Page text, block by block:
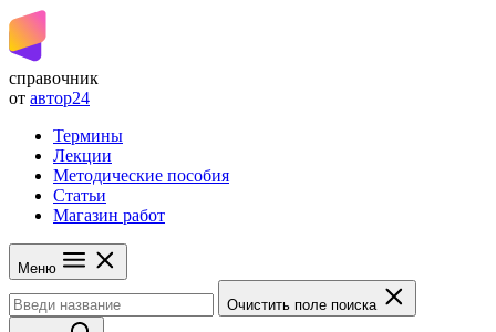
справочник
от автор24
Термины
Лекции
Методические пособия
Статьи
Магазин работ
Меню
Очистить поле поиска